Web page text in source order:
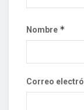
Nombre *
Correo